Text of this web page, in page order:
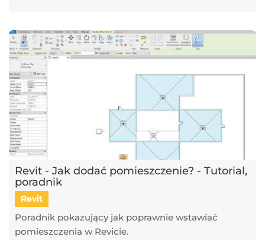
Revit - Jak dodać pomieszczenie? - Tutorial,
poradnik
Revit
Poradnik pokazujący jak poprawnie wstawiać
pomieszczenia w Revicie.